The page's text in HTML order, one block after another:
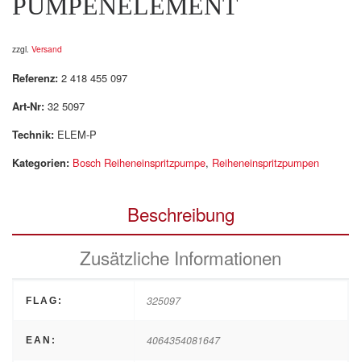
PUMPENELEMENT
zzgl. Versand
Referenz: 2 418 455 097
Art-Nr: 32 5097
Technik: ELEM-P
Kategorien: Bosch Reiheneinspritzpumpe, Reiheneinspritzpumpen
Beschreibung
Zusätzliche Informationen
FLAG: 325097
EAN: 4064354081647